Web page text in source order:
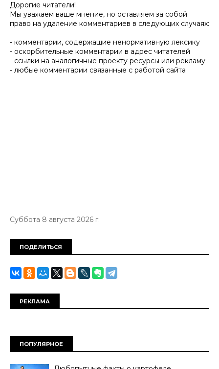
Дорогие читатели!
Мы уважаем ваше мнение, но оставляем за собой
право на удаление комментариев в следующих случаях:
- комментарии, содержащие ненормативную лексику
- оскорбительные комментарии в адрес читателей
- ссылки на аналогичные проекту ресурсы или рекламу
- любые комментарии связанные с работой сайта
Суббота 8 августа 2026 г.
ПОДЕЛИТЬСЯ
РЕКЛАМА
ПОПУЛЯРНОЕ